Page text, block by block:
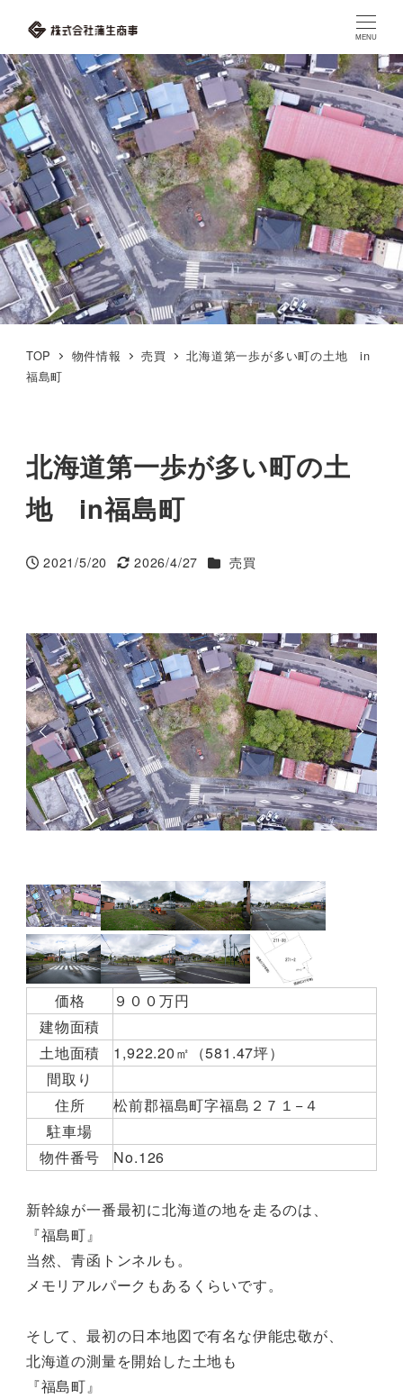
MENU
TOP 物件情報 売買
北海道第一歩が多い町の土地 in
福島町
北海道第一歩が多い町の土
地 in福島町
投稿日
2021/5/20
更新日
2026/4/27 カテゴリー
売買
価格
９００万円
建物面積
土地面積
1,922.20㎡（581.47坪）
間取り
住所
松前郡福島町字福島２７１−４
駐車場
物件番号
No.126
新幹線が一番最初に北海道の地を走るのは、
『福島町』
当然、青函トンネルも。
メモリアルパークもあるくらいです。
そして、最初の日本地図で有名な伊能忠敬が、
北海道の測量を開始した土地も
『福島町』